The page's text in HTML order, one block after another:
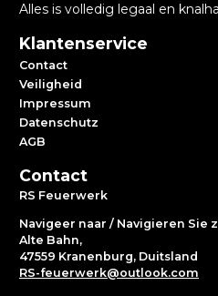
Alles is volledig legaal en
Klantenservice
Contact
Veiligheid
Impressum
Datenschutz
AGB
Contact
RS Feuerwerk
Navigeer naar / Navigieren Sie
Alte Bahn,
47559 Kranenburg, Duitsland
RS-feuerwerk@outlook.com